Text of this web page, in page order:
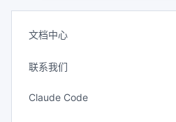
文档中心
联系我们
Claude Code